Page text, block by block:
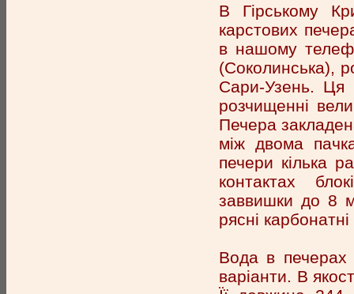
В Гірському
карстових
в нашому
(Соколинська),
Сари-Узень. Ця
розчищенні
Печера
між двома
печери кілька
контактах
заввишки до 8
рясні
Вода в печерах
варіанти. В